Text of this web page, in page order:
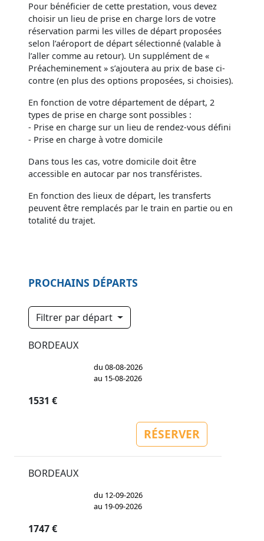
Pour bénéficier de cette prestation, vous devez
choisir un lieu de prise en charge lors de votre
réservation parmi les villes de départ proposées
selon l’aéroport de départ sélectionné (valable à
l’aller comme au retour). Un supplément de «
Préacheminement » s’ajoutera au prix de base ci-
contre (en plus des options proposées, si choisies).
En fonction de votre département de départ, 2
types de prise en charge sont possibles :
- Prise en charge sur un lieu de rendez-vous défini
- Prise en charge à votre domicile
Dans tous les cas, votre domicile doit être
accessible en autocar par nos transféristes.
En fonction des lieux de départ, les transferts
peuvent être remplacés par le train en partie ou en
totalité du trajet.
BORDEAUX
du 08-08-2026
au 15-08-2026
1531 €
RÉSERVER
BORDEAUX
du 12-09-2026
au 19-09-2026
1747 €
PROCHAINS DÉPARTS
Filtrer par départ